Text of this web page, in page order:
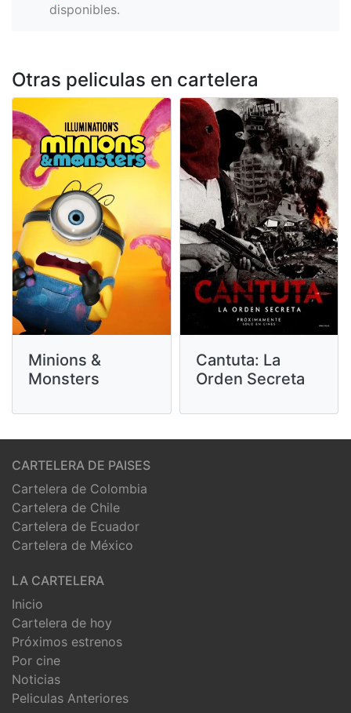
disponibles.
Otras peliculas en cartelera
Minions &
Monsters
Cantuta: La
Orden Secreta
CARTELERA DE PAISES
Cartelera de Colombia
Cartelera de Chile
Cartelera de Ecuador
Cartelera de México
LA CARTELERA
Inicio
Cartelera de hoy
Próximos estrenos
Por cine
Noticias
Peliculas Anteriores